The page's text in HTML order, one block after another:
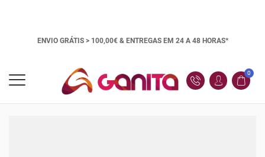
ENVIO GRÁTIS > 100,00€ & ENTREGAS EM 24 A 48 HORAS*
0